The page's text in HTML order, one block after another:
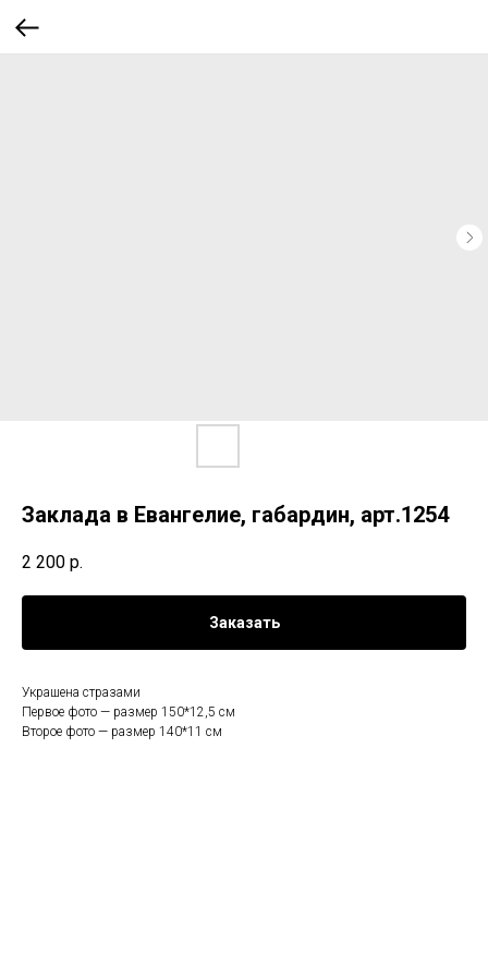
Заклада в Евангелие, габардин, арт.1254
2 200 р.
Заказать
Украшена стразами
Первое фото — размер 150*12,5 см
Второе фото — размер 140*11 см